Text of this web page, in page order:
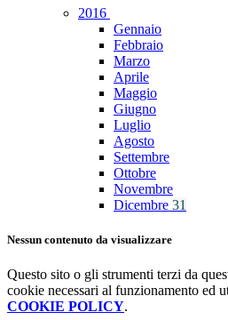
2016
Gennaio
Febbraio
Marzo
Aprile
Maggio
Giugno
Luglio
Agosto
Settembre
Ottobre
Novembre
Dicembre 31
Nessun contenuto da visualizzare
Questo sito o gli strumenti terzi da
cookie necessari al funzionamento ed
COOKIE POLICY.